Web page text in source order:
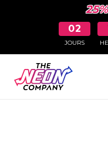
02
JOURS
PAGE